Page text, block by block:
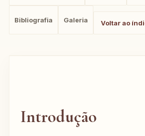
Introdução
Bibliografia Galeria Voltar ao